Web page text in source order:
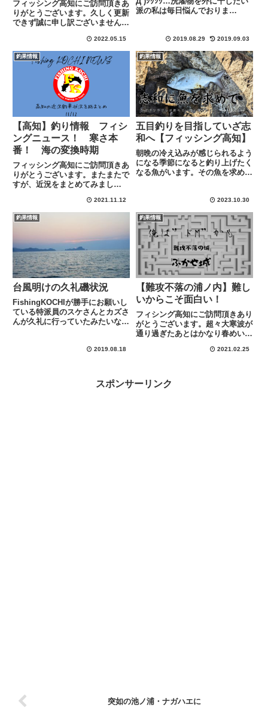
フィッシング高知にご訪問頂きあ
りがとうございます。久しく更新
できず誠に申し訳ございません。
になにかと忙しかった・・・とい
うかまだまだ忙しい真っ最中です
ｗ しかし、最近では少し時間に
余裕がでてきてやっとのことで
2022.05.15
派の私は毎日悩んでおりま
頃ですが、釣果情報がほとんど入
ってきていませんが少ないながら
も発信いたしますｗｗ土佐湾近...
2019.08.29 2019.09.03
釣果情報
【高知】釣り情報 フィシ
ングニュース！ 寒さ本
番！ 海の変換時期
フィッシング高知にご訪問頂きあ
りがとうございます。またまたで
すが、近況をまとめてみまし
るだけで高知の釣り情報がすべて
わかる！！ ぐらいのサイトにな
れることを目指していますｗｗ
（夢は大きく盛大に）天候として
は１１...
2021.11.12
釣果情報
五目釣りを目指していざ志
和へ【フィッシング高知】
朝晩の冷え込みが感じられるよう
になる季節になると釣り上げたく
なる魚がいます。その魚を求めて
で最後までお付き合いよろしくお
願いいたします。前情報今回のタ
ーゲットは前情報で耳にしてい
た...
2023.10.30
釣果情報
台風明けの久礼磯状況
FishingKOCHIが勝手にお願いし
ている特派員のスケさんとカズさ
んが久礼に行っていたみたいなの
している釣り人は多いはずスケさ
2019.08.18
釣果情報
【難攻不落の浦ノ内】難し
いからこそ面白い！
フィシング高知にご訪問頂きあり
がとうございます。超々大寒波が
通り過ぎたあとはかなり春めいて
どの春の便りが届くようになりま
もす 主任のジェイさん（＠w...
2021.02.25
スポンサーリンク
突如の池ノ浦・ナガハエに